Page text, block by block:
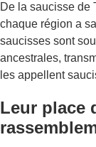
De la saucisse de
chaque région a
saucisses sont
ancestrales,
les appellent
Leur place